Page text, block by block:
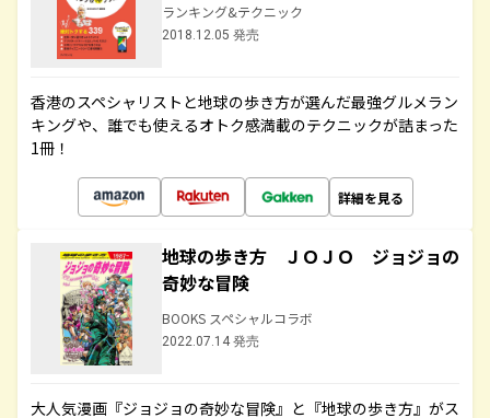
ランキング&テクニック
2018.12.05 発売
香港のスペシャリストと地球の歩き方が選んだ最強グルメラン
キングや、誰でも使えるオトク感満載のテクニックが詰まった
1冊！
詳細を見る
地球の歩き方 ＪＯＪＯ ジョジョの
奇妙な冒険
BOOKS スペシャルコラボ
2022.07.14 発売
大人気漫画『ジョジョの奇妙な冒険』と『地球の歩き方』がス